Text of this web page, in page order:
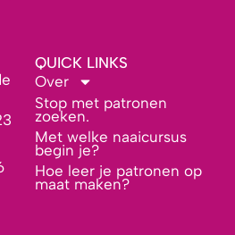
QUICK LINKS
Over
Stop met patronen
zoeken.
Met welke naaicursus
begin je?
Hoe leer je patronen op
maat maken?